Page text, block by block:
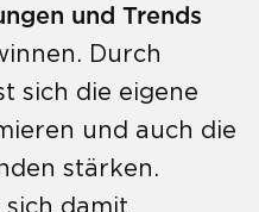
und Trends
Durch
sich die eigene
und auch die
stärken.
damit